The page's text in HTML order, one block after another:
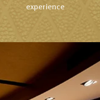
experience